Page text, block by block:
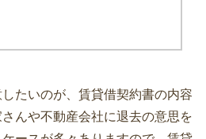
たいのが、賃貸借契約書の内容
んや不動産会社に退去の意思を